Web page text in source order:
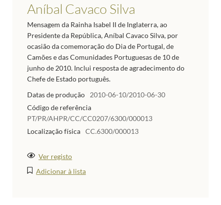
Aníbal Cavaco Silva
Mensagem da Rainha Isabel II de Inglaterra, ao
Presidente da República, Aníbal Cavaco Silva, por
ocasião da comemoração do Dia de Portugal, de
Camões e das Comunidades Portuguesas de 10 de
junho de 2010. Inclui resposta de agradecimento do
Chefe de Estado português.
Datas de produção
2010-06-10/2010-06-30
Código de referência
PT/PR/AHPR/CC/CC0207/6300/000013
Localização física CC.6300/000013
Ver registo
Adicionar à lista